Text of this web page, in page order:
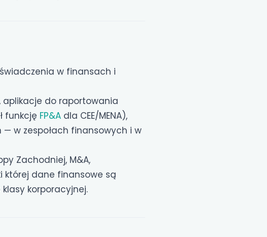
w finansach i
aplikacje do raportowania
funkcję FP&A dla CEE/MENA),
— w zespołach finansowych i w
Zachodniej, M&A,
której dane finansowe są
korporacyjnej.